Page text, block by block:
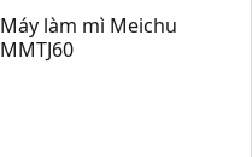
Máy làm mì Meichu
MMTJ60